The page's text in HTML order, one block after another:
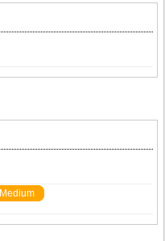
Medium